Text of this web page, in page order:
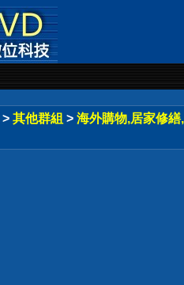
> 其他群組 > 海外購物,居家修